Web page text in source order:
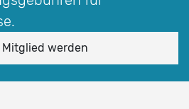
werden